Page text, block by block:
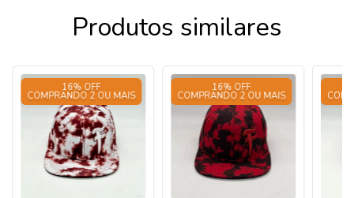
Produtos similares
16% OFF
COMPRANDO 2 OU MAIS
16% OFF
COMPRANDO 2 OU MAIS